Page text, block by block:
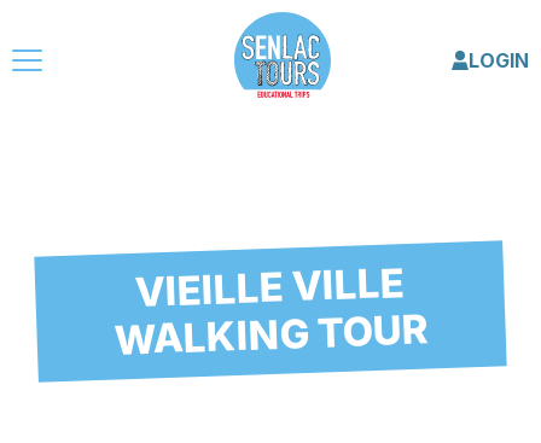
LOGIN
VIEILLE VILLE
WALKING TOUR